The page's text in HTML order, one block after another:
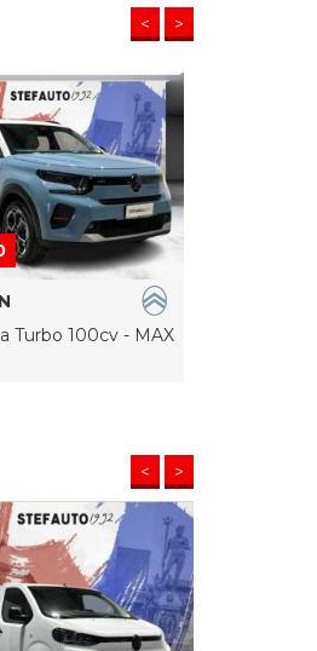
< >
Turbo 100cv - MAX
< >